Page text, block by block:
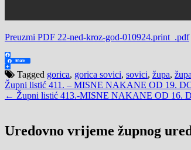
Preuzmi PDF 22-ned-kroz-god-010924.print_.pdf
Facebook
Share
ShareTagged gorica, gorica sovici, sovici, župa,
Navigacija
objava
Župni listić 411. – MISNE NAKANE OD 19.
← Župni listić 413.-MISNE NAKANE OD 16.
Uredovno vrijeme župnog